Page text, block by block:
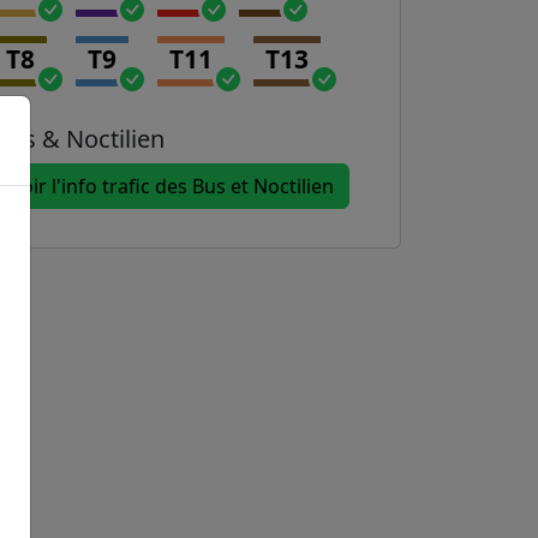
T8 T9 T11 T13
Bus & Noctilien
Voir l'info trafic des Bus et Noctilien